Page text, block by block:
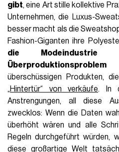
gibt, eine Art stille kollektive
Unternehmen, die Luxus-
besser macht als die
Fashion-Giganten ihre
die
Überproduktionsproblem
überschüssigen Produkten,
„Hintertür“ von verkäufe. In
Anstrengungen, all diese
zwecklos: Wenn die Daten
überhöht wären und alle
Regeln durchgeführt würden,
diese großartige Welt